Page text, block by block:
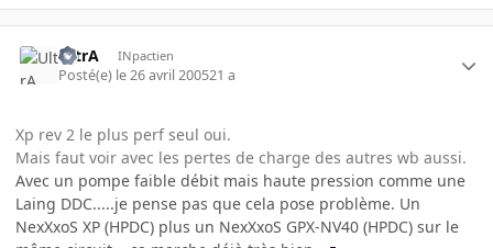
UltrA INpactien
Posté(e) le 26 avril 200521 a
Xp rev 2 le plus perf seul oui.
Mais faut voir avec les pertes de charge des autres wb aussi.
Avec un pompe faible débit mais haute pression comme une
Laing DDC.....je pense pas que cela pose problème. Un
NexXxoS XP (HPDC) plus un NexXxoS GPX-NV40 (HPDC) sur le